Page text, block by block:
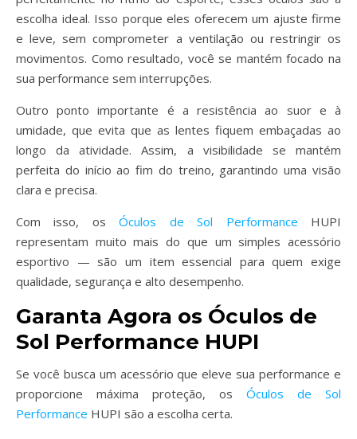
escolha ideal. Isso porque eles oferecem um ajuste firme
e leve, sem comprometer a ventilação ou restringir os
movimentos. Como resultado, você se mantém focado na
sua performance sem interrupções.
Outro ponto importante é a resistência ao suor e à
umidade, que evita que as lentes fiquem embaçadas ao
longo da atividade. Assim, a visibilidade se mantém
perfeita do início ao fim do treino, garantindo uma visão
clara e precisa.
Com isso, osÓculos de Sol Performance HUPI
representam muito mais do que um simples acessório
esportivo — são um item essencial para quem exige
qualidade, segurança e alto desempenho.
Garanta Agora os Óculos de
Sol Performance HUPI
Se você busca um acessório que eleve sua performance e
proporcione máxima proteção, os Óculos de Sol
Performance HUPI são a escolha certa.